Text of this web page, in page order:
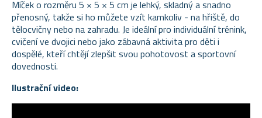
Míček o rozměru 5 × 5 × 5 cm je lehký, skladný a snadno
přenosný, takže si ho můžete vzít kamkoliv - na hřiště, do
tělocvičny nebo na zahradu. Je ideální pro individuální trénink,
cvičení ve dvojici nebo jako zábavná aktivita pro děti i
dospělé, kteří chtějí zlepšit svou pohotovost a sportovní
dovednosti.
Ilustrační video: